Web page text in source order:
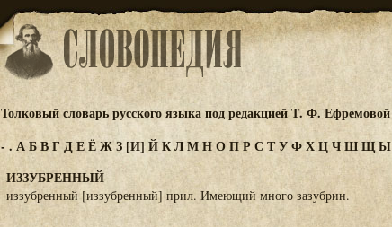
Толковый словарь русского языка под редакцией Т. Ф. Ефремовой
-. АБВГДЕЁЖЗ [И] ЙКЛМНОПР С ТУФХЦЧШЩЫ
ИЗЗУБРЕННЫЙ
иззубренный [иззубренный] прил. Имеющий много зазубрин.